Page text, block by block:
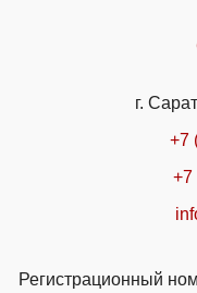
г.
+7
+7
Регистрационный